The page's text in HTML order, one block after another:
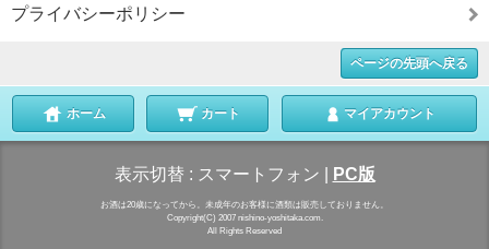
プライバシーポリシー
ページの先頭へ戻る
ホーム カート マイアカウント
表示切替 : スマートフォン PC版
お酒は20歳になってから。未成年のお客様に酒類は販売しておりません。
Copyright(C) 2007 nishino-yoshitaka.com.
All Rights Reserved